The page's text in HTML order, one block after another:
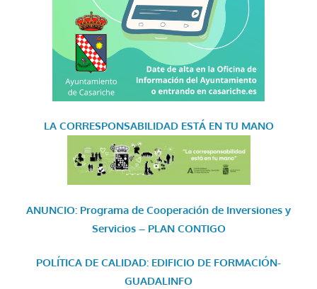
LA CORRESPONSABILIDAD ESTÁ EN TU MANO
ANUNCIO: Programa de Cooperación de Inversiones y
Servicios – PLAN CONTIGO
POLÍTICA DE CALIDAD: EDIFICIO DE FORMACIÓN-
GUADALINFO